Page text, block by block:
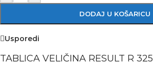
DODAJ U KOŠARICU
Usporedi
TABLICA VELIČINA RESULT R